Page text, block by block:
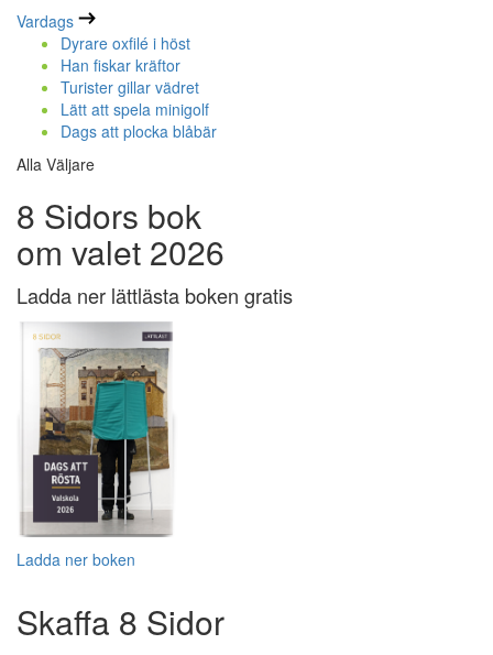
Vardags
Dyrare oxfilé i höst
Han fiskar kräftor
Turister gillar vädret
Lätt att spela minigolf
Dags att plocka blåbär
Alla Väljare
8 Sidors bok
om valet 2026
Ladda ner lättlästa boken gratis
Ladda ner boken
Skaffa 8 Sidor